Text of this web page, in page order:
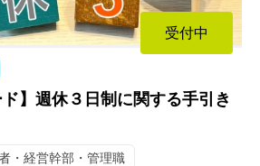
受付中
ド】週休３日制に関する手引き
・経営幹部・管理職